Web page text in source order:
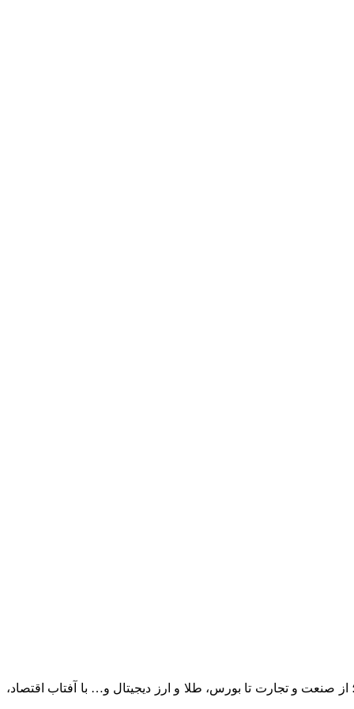
از صنعت و تجارت تا بورس، طلا و ارز دیجیتال و… با آفتاب اقتصاد،